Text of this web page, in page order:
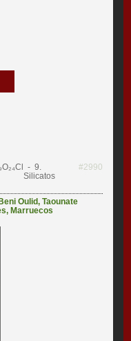
- 9.
Silicatos
#2990
Oulid,Taounate
, Marruecos